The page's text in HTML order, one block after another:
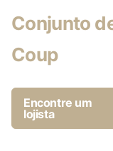
Conjunto
Coup
Encontre um
lojista